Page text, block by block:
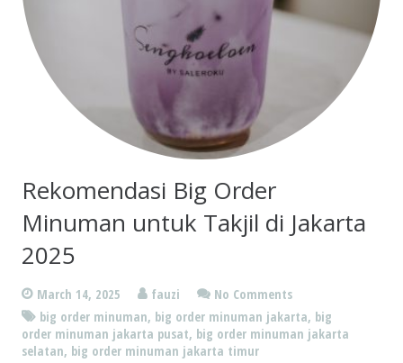
Rekomendasi Big Order
Minuman untuk Takjil di Jakarta
2025
March 14, 2025 fauzi
No Comments
big order minuman, big order minuman jakarta, big
order minuman jakarta pusat, big order minuman jakarta
selatan, big order minuman jakarta timur